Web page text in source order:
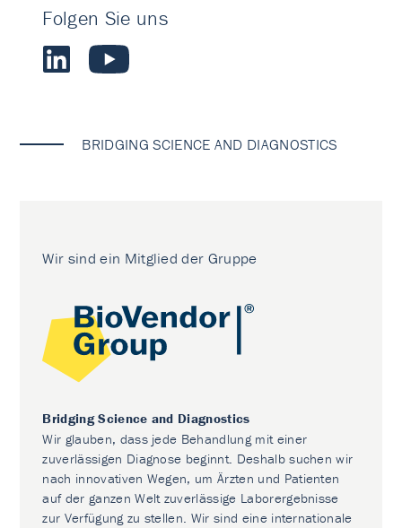
Folgen Sie uns
BRIDGING SCIENCE AND DIAGNOSTICS
Wir sind ein Mitglied der Gruppe
Bridging Science and Diagnostics
Wir glauben, dass jede Behandlung mit einer
zuverlässigen Diagnose beginnt. Deshalb suchen wir
nach innovativen Wegen, um Ärzten und Patienten
auf der ganzen Welt zuverlässige Laborergebnisse
zur Verfügung zu stellen. Wir sind eine internationale